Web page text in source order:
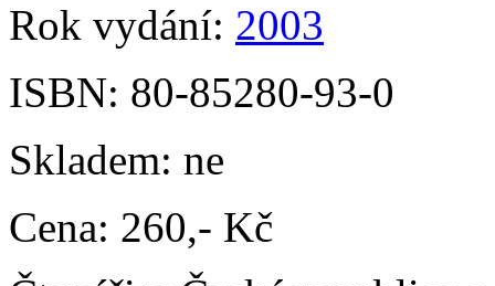
Rok vydání: 2003
ISBN: 80-85280-93-0
Skladem: ne
Cena: 260,- Kč